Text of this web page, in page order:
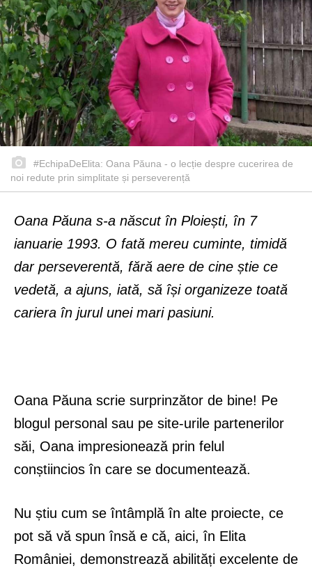
#EchipaDeElita: Oana Păuna - o lecție despre cucerirea de
noi redute prin simplitate și perseverență
Oana Păuna s-a născut în Ploiești, în 7
ianuarie 1993. O fată mereu cuminte, timidă
dar perseverentă, fără aere de cine știe ce
vedetă, a ajuns, iată, să își organizeze toată
cariera în jurul unei mari pasiuni.
Oana Păuna scrie surprinzător de bine! Pe
blogul personal sau pe site-urile partenerilor
săi, Oana impresionează prin felul
conștiincios în care se documentează.
Nu știu cum se întâmplă în alte proiecte, ce
pot să vă spun însă e că, aici, în Elita
României, demonstrează abilități excelente de